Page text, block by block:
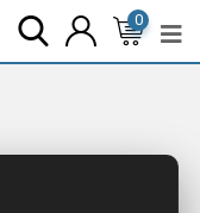
0